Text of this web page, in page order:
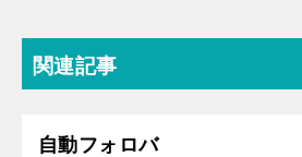
関連記事
自動フォロバ